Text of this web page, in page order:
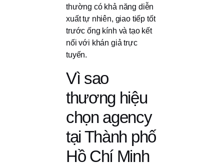
thường có khả năng diễn
xuất tự nhiên, giao tiếp tốt
trước ống kính và tạo kết
nối với khán giả trực
tuyến.
Vì sao
thương hiệu
chọn agency
tại Thành phố
Hồ Chí Minh